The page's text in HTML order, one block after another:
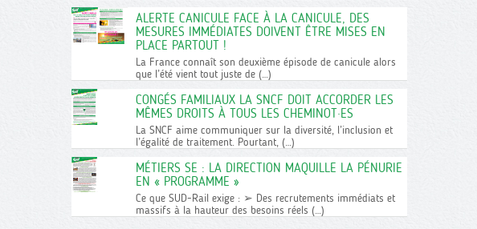
ALERTE CANICULE FACE À LA CANICULE, DES
MESURES IMMÉDIATES DOIVENT ÊTRE MISES EN
PLACE PARTOUT !
La France connaît son deuxième épisode de canicule alors
que l’été vient tout juste de (…)
CONGÉS FAMILIAUX LA SNCF DOIT ACCORDER LES
MÊMES DROITS À TOUS LES CHEMINOT·ES
La SNCF aime communiquer sur la diversité, l’inclusion et
l’égalité de traitement. Pourtant, (…)
MÉTIERS SE : LA DIRECTION MAQUILLE LA PÉNURIE
EN « PROGRAMME »
Ce que SUD-Rail exige : ➢ Des recrutements immédiats et
massifs à la hauteur des besoins réels (…)